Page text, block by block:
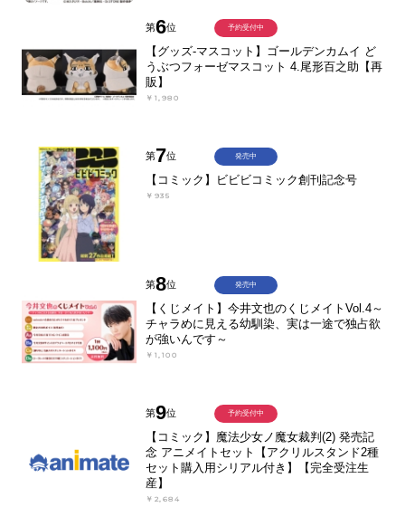
第6位
【グッズ-マスコット】ゴールデンカムイ ど
うぶつフォーゼマスコット 4.尾形百之助【再
販】
￥1,980
予約受付中
第7位
【コミック】ビビビコミック創刊記念号
￥935
発売中
第8位
【くじメイト】今井文也のくじメイトVol.4～
チャラめに見える幼馴染、実は一途で独占欲
が強いんです～
￥1,100
発売中
第9位
【コミック】魔法少女ノ魔女裁判(2) 発売記
念 アニメイトセット【アクリルスタンド2種
セット購入用シリアル付き】【完全受注生
産】
￥2,684
予約受付中